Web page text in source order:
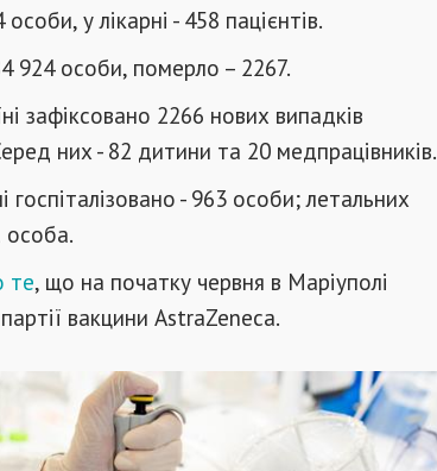
у лікарні - 458 пацієнтів.
924 особи, померло – 2267.
зафіксовано 2266 нових випадків
них - 82 дитини та 20 медпрацівників.
- 963 особи; летальних
особа.
те, що на початку червня в Маріуполі
вакцини AstraZeneca.